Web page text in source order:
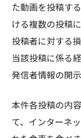
た動画を投稿す
ける複数の投稿
投稿者に対する
当該投稿に係る
発信者情報の開
本件各投稿の内
て、インターネ